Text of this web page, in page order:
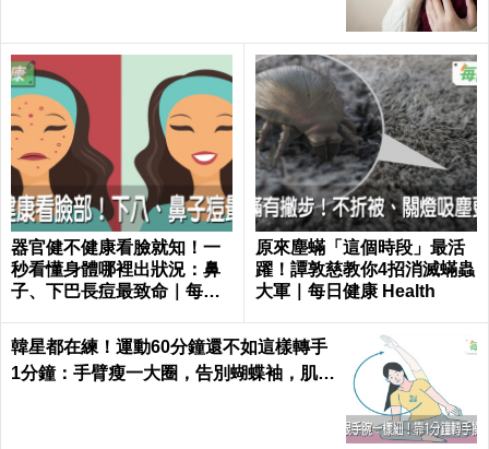
器官健不健康看臉就知！一
秒看懂身體哪裡出狀況：鼻
子、下巴長痘最致命｜每日
原來塵蟎「這個時段」最活
躍！譚敦慈教你4招消滅蟎蟲
大軍｜每日健康 Health
韓星都在練！運動60分鐘還不如這樣轉手
1分鐘：手臂瘦一大圈，告別蝴蝶袖，肌肉